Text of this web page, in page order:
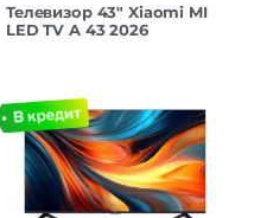
Телевизор 43″ Xiaomi MI
LED TV A 43 2026